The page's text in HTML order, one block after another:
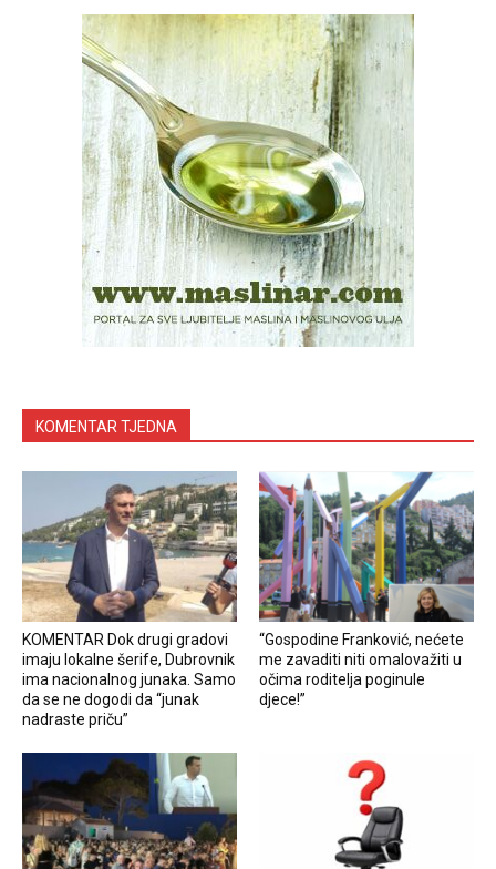
KOMENTAR TJEDNA
KOMENTAR Dok drugi gradovi
imaju lokalne šerife, Dubrovnik
ima nacionalnog junaka. Samo
da se ne dogodi da “junak
nadraste priču”
“Gospodine Franković, nećete
me zavaditi niti omalovažiti u
očima roditelja poginule
djece!”